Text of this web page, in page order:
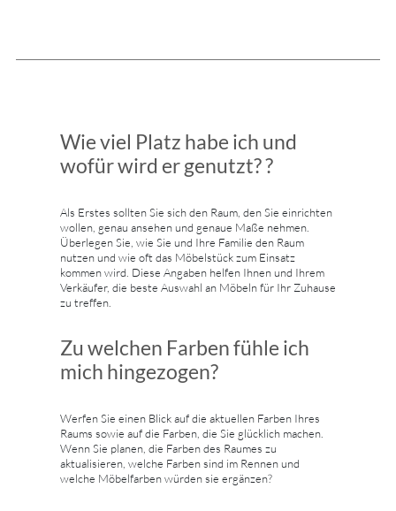
Wie viel Platz habe ich und
wofür wird er genutzt? ?
Als Erstes sollten Sie sich den Raum, den Sie einrichten
wollen, genau ansehen und genaue Maße nehmen.
Überlegen Sie, wie Sie und Ihre Familie den Raum
nutzen und wie oft das Möbelstück zum Einsatz
kommen wird. Diese Angaben helfen Ihnen und Ihrem
Verkäufer, die beste Auswahl an Möbeln für Ihr Zuhause
zu treffen.
Zu welchen Farben fühle ich
mich hingezogen?
Werfen Sie einen Blick auf die aktuellen Farben Ihres
Raums sowie auf die Farben, die Sie glücklich machen.
Wenn Sie planen, die Farben des Raumes zu
aktualisieren, welche Farben sind im Rennen und
welche Möbelfarben würden sie ergänzen?